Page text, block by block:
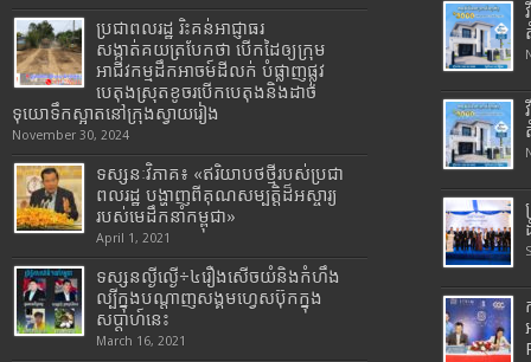
ប្រជាពលរដ្ឋ រិះគន់អាជ្ញាធរ
សង្កាត់គយត្របែកថា បើកដៃឲ្យក្រុម
អាជីវកម្មដឹកអាចម៍ដីលក់ បំផ្លាញផ្លូវ
បេតុងស្រុតខូចរបើកបេតុងនិងដាច់
ទុយោទឹកស្អាតនៅក្រុងស្វាយរៀង
November 30, 2024
ទស្សនៈវិភាគ៖ «ឥរិយាបថថ្មីរបស់ប្រជា
ពលរដ្ឋ បង្ហាញពីគុណសម្បត្តិដ៏អស្ចារ្យ
របស់មេដឹកនាំកម្ពុជា»
April 1, 2021
ទស្សនល្ងីល្ងើ÷៤រឿងសើចយំនិងកំហឹង
ល្បីក្នុងបណ្តាញសង្គមហ្វេសប៊ុកក្នុង
សប្តាហ៍នេះ
March 16, 2021